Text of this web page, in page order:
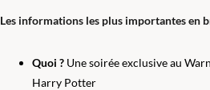
Les informations les plus importantes en
Quoi ? Une soirée exclusive au
Harry Potter